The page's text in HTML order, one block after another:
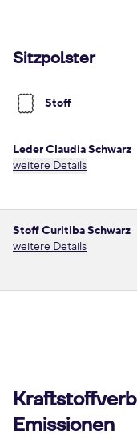
Sitzpolster
Stoff
Leder Claudia Schwarz
weitere Details
Stoff Curitiba Schwarz
weitere Details
Emissionen